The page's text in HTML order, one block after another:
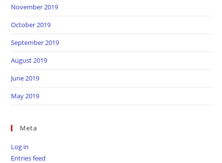
November 2019
October 2019
September 2019
August 2019
June 2019
May 2019
Meta
Log in
Entries feed